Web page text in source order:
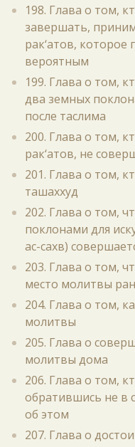
198. Глава о том,
завершать,
рак‘атов, которое
вероятным
199. Глава о том,
два земных
после таслима
200. Глава о том,
рак‘атов, не
201. Глава о том,
ташаххуд
202. Глава о том,
поклонами для
ас-сахв)
203. Глава о том,
место молитвы
204. Глава о том,
молитвы
205. Глава о
молитвы дома
206. Глава о том,
обратившись не в
об этом
207. Глава о